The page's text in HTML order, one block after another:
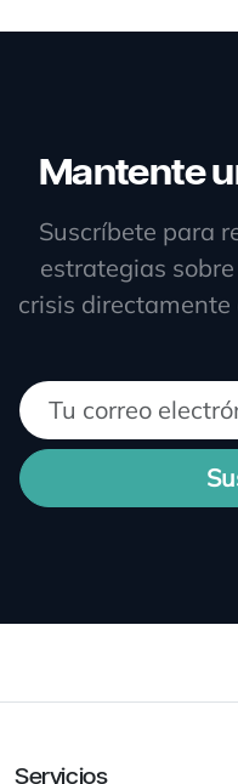
Mantente
Suscríbete para
estrategias
crisis
Servicios